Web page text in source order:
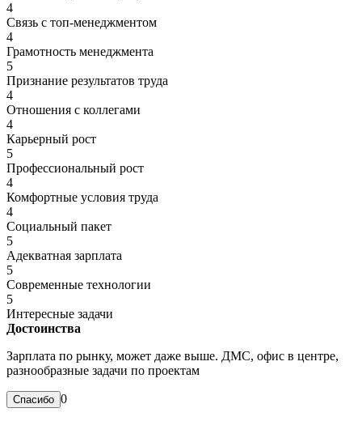
4
Связь с топ-менеджментом
4
Грамотность менеджмента
5
Признание результатов труда
4
Отношения с коллегами
4
Карьерный рост
5
Профессиональный рост
4
Комфортные условия труда
4
Социальный пакет
5
Адекватная зарплата
5
Современные технологии
5
Интересные задачи
Достоинства
Зарплата по рынку, может даже выше. ДМС, офис в центре,
разнообразные задачи по проектам
0